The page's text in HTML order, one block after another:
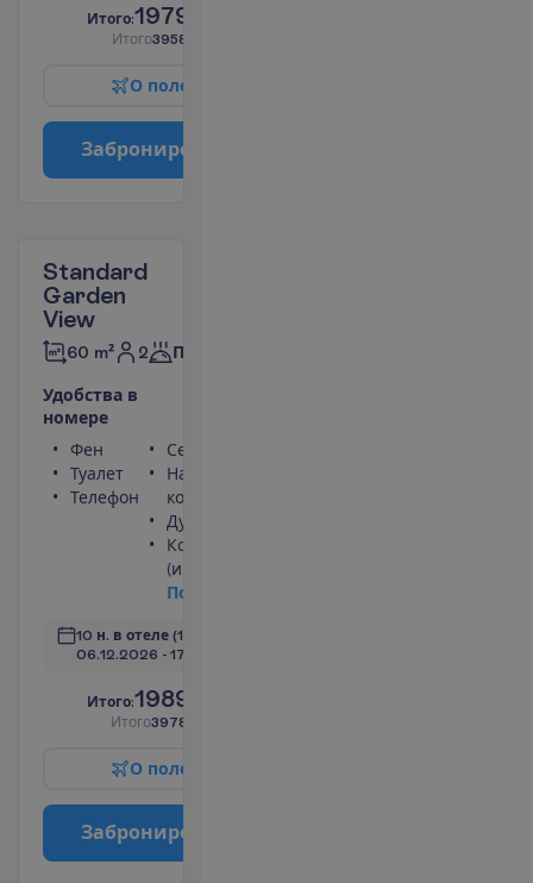
Итого:1979.00
Итого3958.00
О поле
Заброниро
Standard
Garden
View
60 m² 2 Полупансион
Удобства в
номере
Фен
Туалет
Телефон
Сейф
Набор для чая/
кофе
Душ
Кондиционер
(индивидуальный)
По
10 н. в отеле (11 н. всего)
06.12.2026 - 17.12.2026
Итого:1989.00
Итого3978.00
О поле
Заброниро